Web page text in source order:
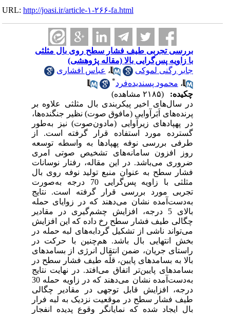
URL:http://joasi.ir/article-۱-۲۶۶-fa.html
بررسی تجربی طیف فشار سطح روی بال مثلثی
با زاویه پس‌گرایی بالا (مقاله پژوهشی)
جابر رگنی لموکی
،عباس افشاری
،محمود پسندیده‌فرد
چکیده:
در سال­‌های اخیر پیکر‌بندی بال مثلثی علاوه بر
پرنده‌های اَبَرآوایی (مافوق صوت) نظیر جنگنده‌ها،
در پهپادهای زیرآوایی (مادون‌صوت) نیز به‌طور
گسترده مورد استفاده قرار گرفته است. از
طرفی بررسی نوفه پهپادها به واسطه توسعه
روز افزون سامانه­‌های تشخیص صوتی امری
ضروری می‌باشد. در این مقاله، رفتار نوسانات
فشار سطح به عنوان منبع تولید نوفه روی بال
مثلثی با زاویه پس‌گرایی 70 درجه به‌صورت
تجربی مورد بررسی قرار گرفته است. نتایج
به‌دست‌آمده نشان می‌دهند که در زوایای حمله
بالای 5 درجه، افزایش چشم‌گیری در مقادیر
چگالی طیف فشار سطح رخ داده که این افزایش
می‌­تواند ناشی از تشکیل گردابه‌های لبه حمله در
بخش انتهایی بال ‌باشد. هم‌چنین با حرکت در
راستای جریان، ضمن انتقال انرژی از بسامد­های
بالا به بسامد­های پایین، قلّه طیف فشار سطح در
بسامد‌های پایین‌تر اتفاق می‌افتد. در نهایت نتایج
به‌دست‌آمده نشان می‌دهند که در زاویه حمله 30
درجه، افزایش قابل توجهی در مقادیر چگالی
طیف فشار سطح در موقعیت­ نزدیک به لبه فرار
بال ایجاد شده که نمایانگر وقوع پدیده انفجار